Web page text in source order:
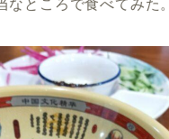
なところで食べてみた。